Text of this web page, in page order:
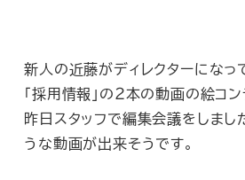
新人の近藤がディレクターになっ
「採用情報」の２本の動画の絵コ
昨日スタッフで編集会議をしまし
うな動画が出来そうです。